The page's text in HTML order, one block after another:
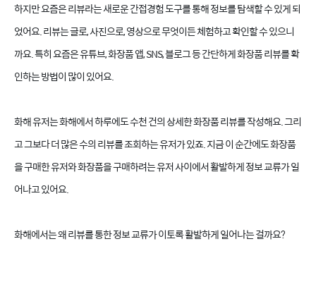
하지만 요즘은 리뷰라는 새로운 간접경험 도구를 통해 정보를 탐색할 수 있게 되
었어요. 리뷰는 글로, 사진으로, 영상으로 무엇이든 체험하고 확인할 수 있으니
까요. 특히 요즘은 유튜브, 화장품 앱, SNS, 블로그 등 간단하게 화장품 리뷰를 확
인하는 방법이 많이 있어요.
화해 유저는 화해에서 하루에도 수천 건의 상세한 화장품 리뷰를 작성해요. 그리
고 그보다 더 많은 수의 리뷰를 조회하는 유저가 있죠. 지금 이 순간에도 화장품
을 구매한 유저와 화장품을 구매하려는 유저 사이에서 활발하게 정보 교류가 일
어나고 있어요.
화해에서는 왜 리뷰를 통한 정보 교류가 이토록 활발하게 일어나는 걸까요?